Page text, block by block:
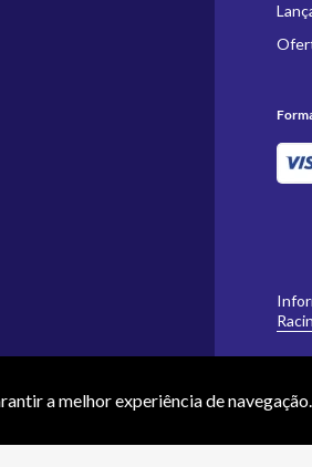
a melhor experiência de navegação.
efetivamente